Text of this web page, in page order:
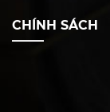
CHÍNH SÁCH